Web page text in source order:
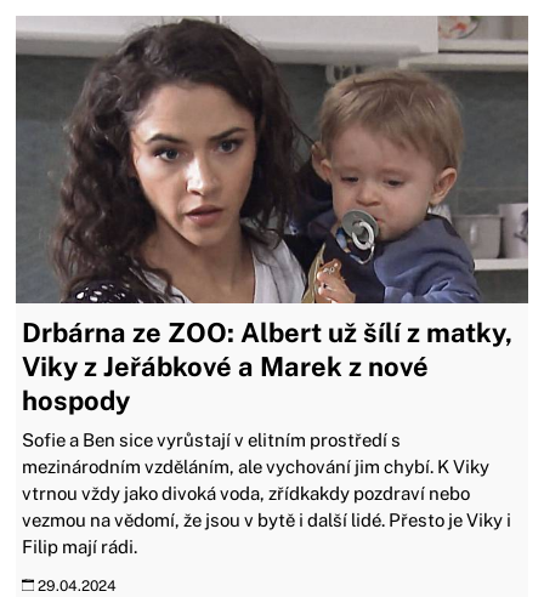
Drbárna ze ZOO: Albert už šílí z matky,
Viky z Jeřábkové a Marek z nové
hospody
Sofie a Ben sice vyrůstají v elitním prostředí s
mezinárodním vzděláním, ale vychování jim chybí. K Viky
vtrnou vždy jako divoká voda, zřídkakdy pozdraví nebo
vezmou na vědomí, že jsou v bytě i další lidé. Přesto je Viky i
Filip mají rádi.
29.04.2024